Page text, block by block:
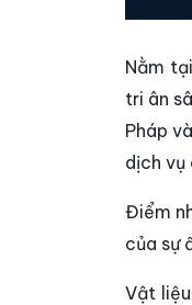
Nằm
tri ân
Pháp
dịch vụ
Điểm
của sự
Vật